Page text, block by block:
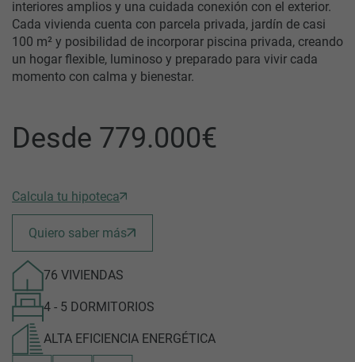
76 VIVIENDAS
4 - 5 DORMITORIOS
ALTA EFICIENCIA ENERGÉTICA
interiores amplios y una cuidada conexión con el exterior.
Cada vivienda cuenta con parcela privada, jardín de casi
100 m² y posibilidad de incorporar piscina privada, creando
un hogar flexible, luminoso y preparado para vivir cada
momento con calma y bienestar.
Desde 779.000€
Calcula tu hipoteca
Quiero saber más